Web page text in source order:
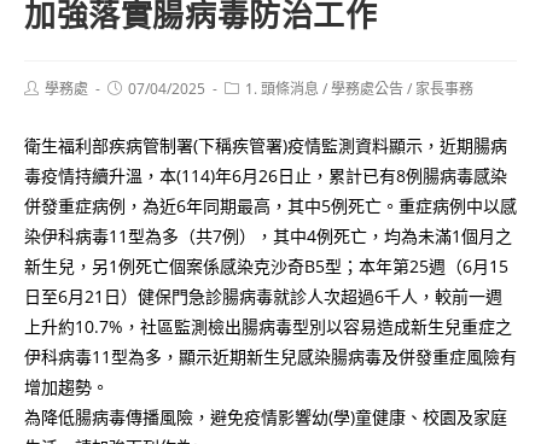
加強落實腸病毒防治工作
Post學務處
Post07/04/2025
Post1. 頭條消息 /學務處公告/ 家長事務
衛生福利部疾病管制署(下稱疾管署)疫情監測資料顯示，近期腸病
毒疫情持續升溫，本(114)年6月26日止，累計已有8例腸病毒感染
併發重症病例，為近6年同期最高，其中5例死亡。重症病例中以感
染伊科病毒11型為多（共7例），其中4例死亡，均為未滿1個月之
新生兒，另1例死亡個案係感染克沙奇B5型；本年第25週（6月15
日至6月21日）健保門急診腸病毒就診人次超過6千人，較前一週
上升約10.7%，社區監測檢出腸病毒型別以容易造成新生兒重症之
伊科病毒11型為多，顯示近期新生兒感染腸病毒及併發重症風險有
增加趨勢。
為降低腸病毒傳播風險，避免疫情影響幼(學)童健康、校園及家庭